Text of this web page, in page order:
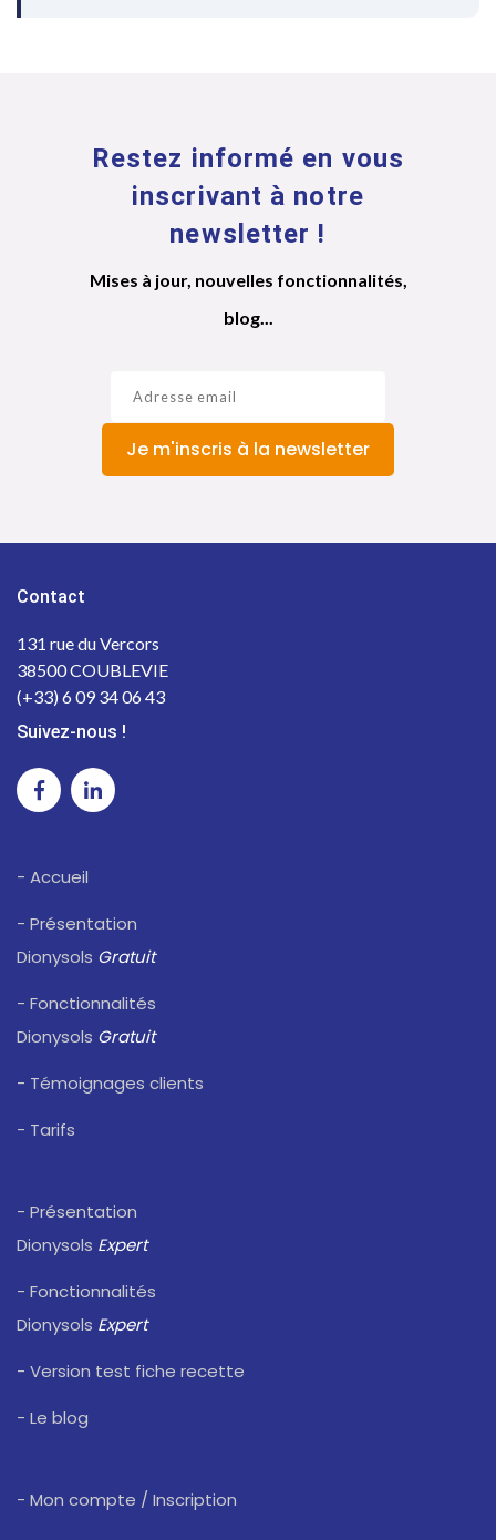
Restez informé en vous
inscrivant à notre
newsletter !
Mises à jour, nouvelles fonctionnalités,
blog...
Je m'inscris à la newsletter
Contact
131 rue du Vercors
38500 COUBLEVIE
(+33) 6 09 34 06 43
Suivez-nous !
- Accueil
- Présentation
Dionysols Gratuit
- Fonctionnalités
Dionysols Gratuit
- Témoignages clients
- Tarifs
- Présentation
Dionysols Expert
- Fonctionnalités
Dionysols Expert
- Version test fiche recette
- Le blog
- Mon compte / Inscription